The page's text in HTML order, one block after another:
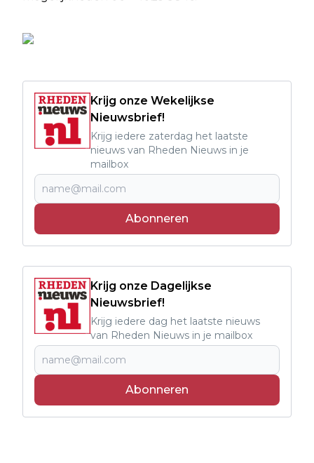
Krijg onze Wekelijkse
Nieuwsbrief!
Krijg iedere zaterdag het laatste
nieuws van Rheden Nieuws in je
mailbox
Abonneren
Krijg onze Dagelijkse
Nieuwsbrief!
Krijg iedere dag het laatste nieuws
van Rheden Nieuws in je mailbox
Abonneren